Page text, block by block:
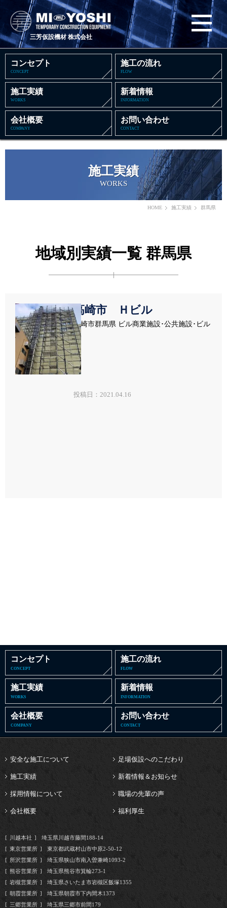
三芳仮設機材 株式会社
コンセプト
CONCEPT
施工の流れ
FLOW
施工実績
WORKS
新着情報
INFORMATION
会社概要
COMPANY
お問い合わせ
CONTACT
施工実績
WORKS
HOME 施工実績 群馬県
地域別実績一覧 群馬県
高崎市 Ｈビル
高崎市群馬県 ビル商業施設･公共施設･ビル
投稿日：2021.04.16
コンセプト
CONCEPT
施工の流れ
FLOW
施工実績
WORKS
新着情報
INFORMATION
会社概要
COMPANY
お問い合わせ
CONTACT
安全な施工について 足場仮設へのこだわり
施工実績 新着情報＆お知らせ
採用情報について 職場の先輩の声
会社概要 福利厚生
川越本社
埼玉県川越市藤間188-14
東京営業所
東京都武蔵村山市中原2-50-12
所沢営業所
埼玉県狭山市南入曽兼崎1093-2
熊谷営業所
埼玉県熊谷市箕輪273-1
岩槻営業所
埼玉県さいたま市岩槻区飯塚1355
朝霞営業所
埼玉県朝霞市下内間木1373
三郷営業所
埼玉県三郷市前間179